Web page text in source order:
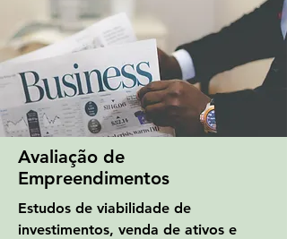
Avaliação de
Empreendimentos
Estudos de viabilidade de
investimentos, venda de ativos e